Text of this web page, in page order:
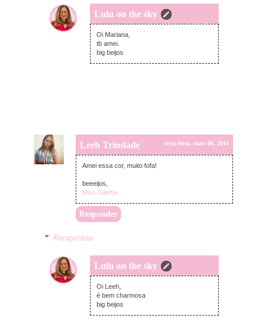
Lulu on the sky
terça-feira, maio 06, 2014
Oi Mariana,
tb amei.
big beijos
Leeh Trindade terça-feira, maio 06, 2014
Amei essa cor, muito fofa!
beeeijos,
Miss Sainha
Responder
Respostas
Lulu on the sky
terça-feira, maio 06, 2014
Oi Leeh,
é bem charmosa
big beijos